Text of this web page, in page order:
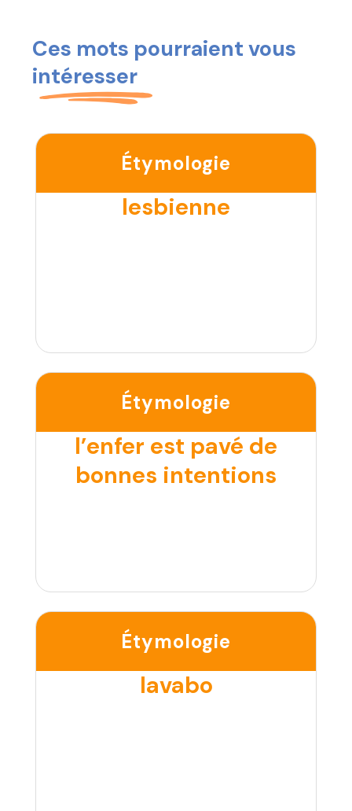
Ces mots pourraient vous
intéresser
Étymologie
lesbienne
Étymologie
l’enfer est pavé de
bonnes intentions
Étymologie
lavabo